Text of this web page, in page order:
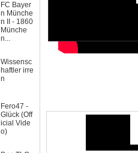
FC Bayer
n Münche
n II - 1860
Münche
n...
Wissensc
haftler irre
n
Fero47 -
Glück (Off
icial Vide
o)